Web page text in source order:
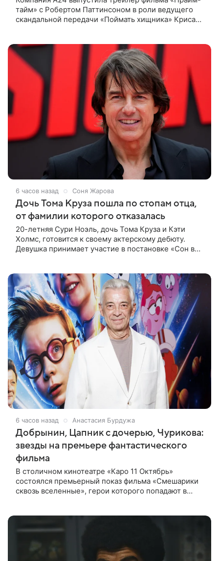
тайм» с Робертом Паттинсоном в роли ведущего
скандальной передачи «Поймать хищника» Криса
6 часов назад Соня Жарова
Дочь Тома Круза пошла по стопам отца,
от фамилии которого отказалась
20-летняя Сури Ноэль, дочь Тома Круза и Кэти
Холмс, готовится к своему актерскому дебюту.
Девушка принимает участие в постановке «Сон в
6 часов назад Анастасия Бурдужа
Добрынин, Цапник с дочерью, Чурикова:
звезды на премьере фантастического
фильма
В столичном кинотеатре «Каро 11 Октябрь»
состоялся премьерный показ фильма «Смешарики
сквозь вселенные», герои которого попадают в